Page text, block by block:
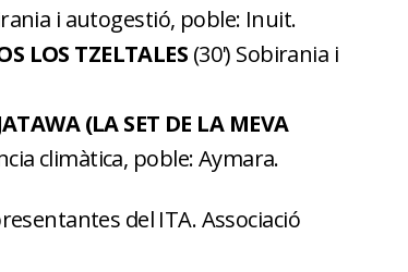
i autogestió, poble: Inuit.
LOS TZELTALES (30') Sobirania i
(LA SET DE LA MEVA
climàtica, poble: Aymara.
del ITA. Associació